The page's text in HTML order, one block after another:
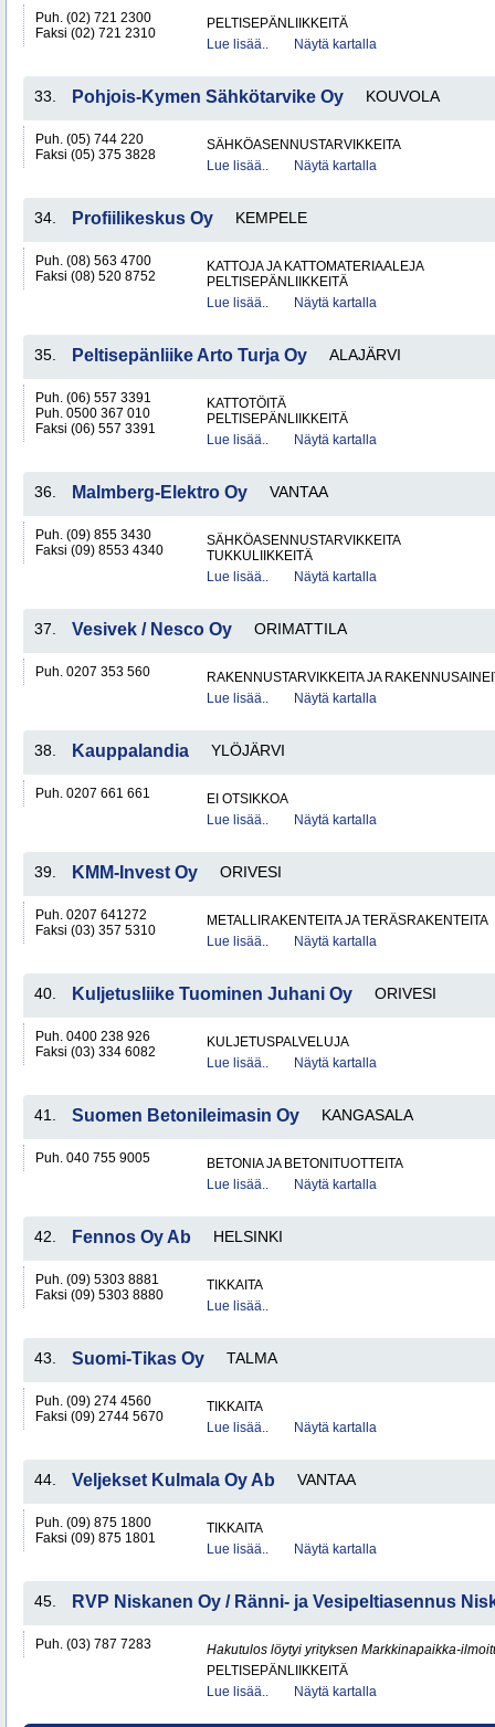
Puh. (02) 721 2300
Faksi (02) 721 2310
PELTISEPÄNLIIKKEITÄ
Lue lisää..
Näytä kartalla
33. Pohjois-Kymen Sähkötarvike Oy KOUVOLA
Puh. (05) 744 220
Faksi (05) 375 3828
SÄHKÖASENNUSTARVIKKEITA
Lue lisää..
Näytä kartalla
34. Profiilikeskus Oy KEMPELE
Puh. (08) 563 4700
Faksi (08) 520 8752
KATTOJA JA KATTOMATERIAALEJA
PELTISEPÄNLIIKKEITÄ
Lue lisää..
Näytä kartalla
35. Peltisepänliike Arto Turja Oy ALAJÄRVI
Puh. (06) 557 3391
Puh. 0500 367 010
Faksi (06) 557 3391
KATTOTÖITÄ
PELTISEPÄNLIIKKEITÄ
Lue lisää..
Näytä kartalla
36. Malmberg-Elektro Oy VANTAA
Puh. (09) 855 3430
Faksi (09) 8553 4340
SÄHKÖASENNUSTARVIKKEITA
TUKKULIIKKEITÄ
Lue lisää..
Näytä kartalla
37. Vesivek / Nesco Oy ORIMATTILA
Puh. 0207 353 560
RAKENNUSTARVIKKEITA JA
Lue lisää..
Näytä kartalla
38. Kauppalandia YLÖJÄRVI
Puh. 0207 661 661
EI OTSIKKOA
Lue lisää..
Näytä kartalla
39. KMM-Invest Oy ORIVESI
Puh. 0207 641272
Faksi (03) 357 5310
METALLIRAKENTEITA JA TERÄSRAKENTEITA
Lue lisää..
Näytä kartalla
40. Kuljetusliike Tuominen Juhani Oy ORIVESI
Puh. 0400 238 926
Faksi (03) 334 6082
KULJETUSPALVELUJA
Lue lisää..
Näytä kartalla
41. Suomen Betonileimasin Oy KANGASALA
Puh. 040 755 9005
BETONIA JA BETONITUOTTEITA
Lue lisää..
Näytä kartalla
42. Fennos Oy Ab HELSINKI
Puh. (09) 5303 8881
Faksi (09) 5303 8880
TIKKAITA
Lue lisää..
43. Suomi-Tikas Oy TALMA
Puh. (09) 274 4560
Faksi (09) 2744 5670
TIKKAITA
Lue lisää..
Näytä kartalla
44. Veljekset Kulmala Oy Ab VANTAA
Puh. (09) 875 1800
Faksi (09) 875 1801
TIKKAITA
Lue lisää..
Näytä kartalla
45. RVP Niskanen Oy / Ränni- ja Vesipeltiasennus
Puh. (03) 787 7283
Hakutulos löytyi yrityksen Markkinapaikka-
PELTISEPÄNLIIKKEITÄ
Lue lisää..
Näytä kartalla